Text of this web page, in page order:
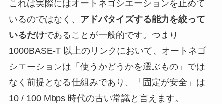
これは実際にはオートネゴシエーションを止めて
いるのではなく、 アドバタイズする能力を絞って
いるだけであることが一般的です。つまり
1000BASE-T 以上のリンクにおいて、オートネゴ
シエーションは「使うかどうかを選ぶもの」では
なく前提となる仕組みであり、「固定が安全」は
10 / 100 Mbps 時代の古い常識と言えます。